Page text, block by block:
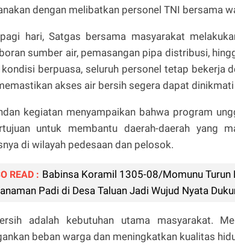
dengan melibatkan personel TNI bersama
hari, Satgas bersama masyarakat
sumber air, pemasangan pipa distribusi,
berpuasa, seluruh personel tetap bekerja
akses air bersih segera dapat
kegiatan menyampaikan bahwa program
untuk membantu daerah-daerah yang
di wilayah pedesaan dan pelosok.
READ : Babinsa Koramil 1305-08/Momunu Turun
Padi di Desa Taluan Jadi Wujud Nyata
adalah kebutuhan utama masyarakat.
beban warga dan meningkatkan kualitas